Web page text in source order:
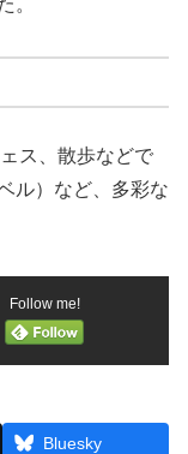
。
ス、散歩などで
ル）など、多彩な
Follow me!
Bluesky